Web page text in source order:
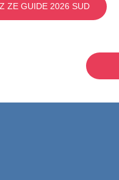
ZE GUIDE 2026 SUD